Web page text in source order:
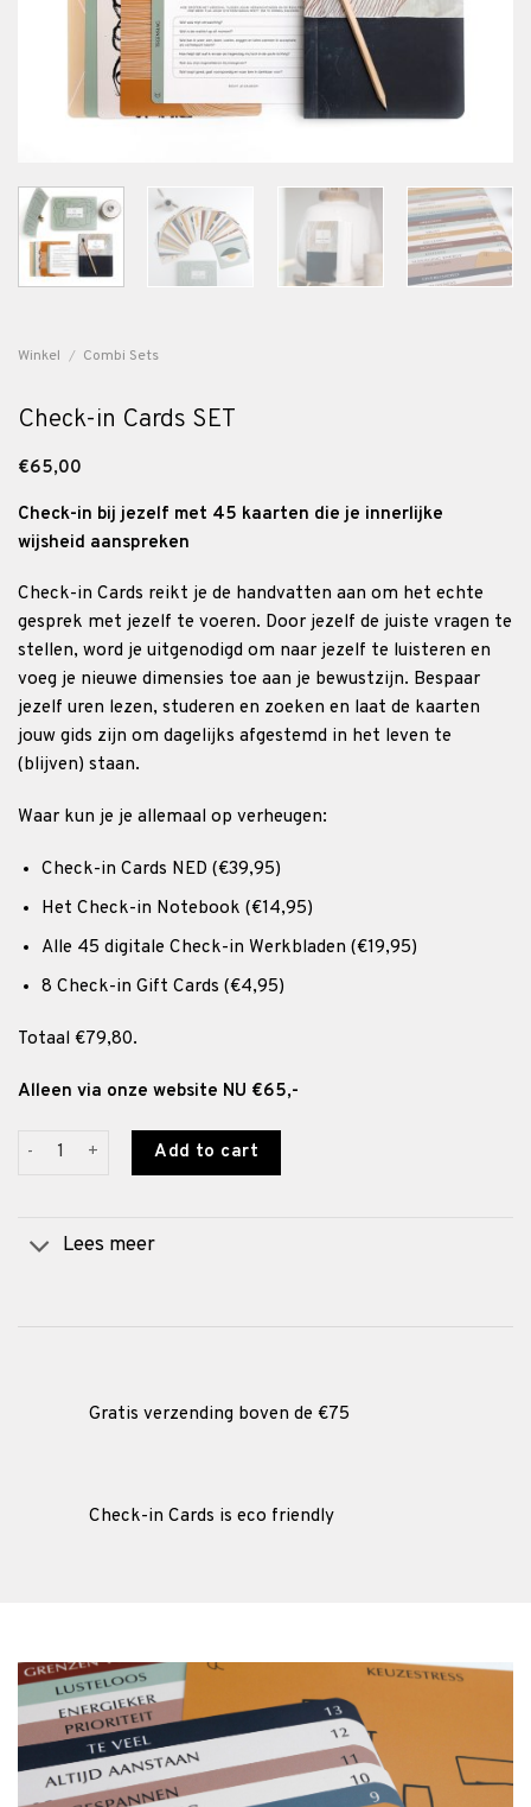
Winkel / Combi Sets
Check-in Cards SET
€65,00
Check-in bij jezelf met 45 kaarten die je innerlijke
wijsheid aanspreken
Check-in Cards reikt je de handvatten aan om het echte
gesprek met jezelf te voeren. Door jezelf de juiste vragen te
stellen, word je uitgenodigd om naar jezelf te luisteren en
voeg je nieuwe dimensies toe aan je bewustzijn. Bespaar
jezelf uren lezen, studeren en zoeken en laat de kaarten
jouw gids zijn om dagelijks afgestemd in het leven te
(blijven) staan.
Waar kun je je allemaal op verheugen:
Check-in Cards NED (€39,95)
Het Check-in Notebook (€14,95)
Alle 45 digitale Check-in Werkbladen (€19,95)
8 Check-in Gift Cards (€4,95)
Totaal €79,80.
Alleen via onze website NU €65,-
Check-in Cards SET quantity
Add to cart
Lees meer
Gratis verzending boven de €75
Check-in Cards is eco friendly